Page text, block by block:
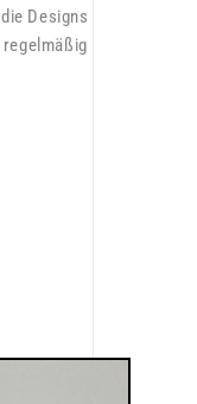
die Designs
regelmäßig